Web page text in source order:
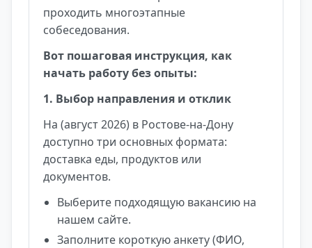
проходить многоэтапные
собеседования.
Вот пошаговая инструкция, как
начать работу без опыты:
1. Выбор направления и отклик
На (август 2026) в Ростове-на-Дону
доступно три основных формата:
доставка еды, продуктов или
документов.
Выберите подходящую вакансию на
нашем сайте.
Заполните короткую анкету (ФИО,